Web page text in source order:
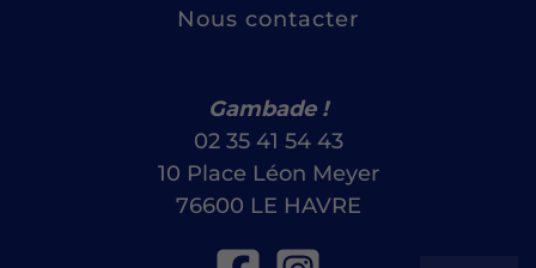
Nous contacter
Gambade !
02 35 41 54 43
10 Place Léon Meyer
76600 LE HAVRE